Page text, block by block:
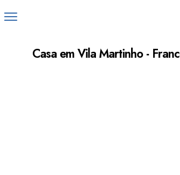
Casa em Vila Martinho -